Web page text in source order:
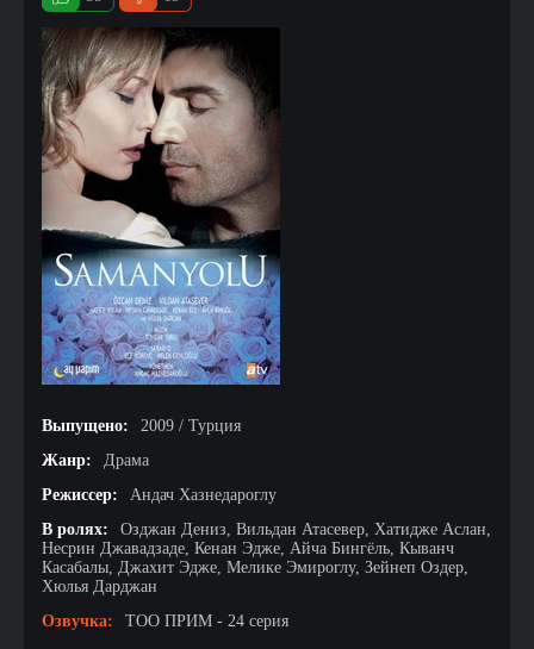
Выпущено:
2009 / Турция
Жанр:
Драма
Режиссер:
Андач Хазнедароглу
В ролях:
Озджан Дениз, Вильдан Атасевер, Хатидже Аслан,
Несрин Джавадзаде, Кенан Эдже, Айча Бингёль, Кыванч
Касабалы, Джахит Эдже, Мелике Эмироглу, Зейнеп Оздер,
Хюлья Дарджан
Озвучка:
ТОО ПРИМ - 24 серия